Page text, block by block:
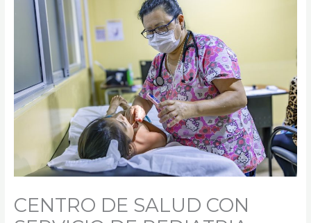
CENTRO DE SALUD CON